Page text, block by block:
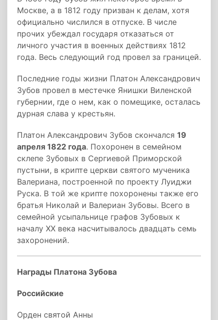
Москве, а в 1812 году призван к делам, хотя
официально числился в отпуске. В числе
прочих убеждал государя отказаться от
личного участия в военных действиях 1812
года. Весь следующий год провел за границей.
Последние годы жизни Платон Александрович
Зубов провел в местечке Янишки Виленской
губернии, где о нем, как о помещике, осталась
дурная слава у крестьян.
Платон Александрович Зубов скончался 19
апреля 1822 года. Похоронен в семейном
склепе Зубовых в Сергиевой Приморской
пустыни, в крипте церкви святого мученика
Валериана, построенной по проекту Луиджи
Руска. В той же крипте похоронены также его
братья Николай и Валериан Зубовы. Всего в
семейной усыпальнице графов Зубовых к
началу XX века насчитывалось двадцать семь
захоронений.
Награды Платона Зубова
Российские
Орден святой Анны